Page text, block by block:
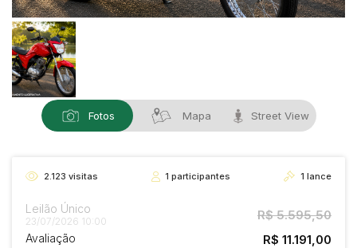
Fotos Mapa Street View
2.123 visitas 1participantes 1 lance
Leilão Único
23/07/2026 10:00 R$ 5.595,50
Avaliação R$ 11.191,00